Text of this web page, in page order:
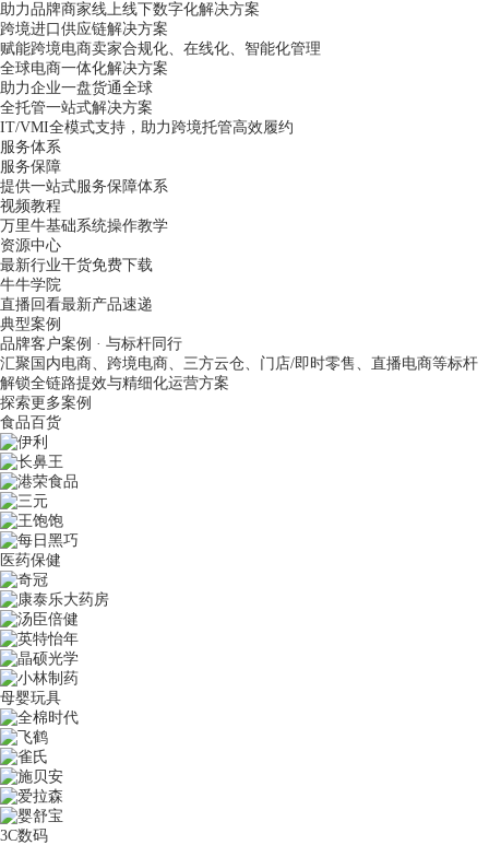
助力品牌商家线上线下数字化解决方案
跨境进口供应链解决方案
赋能跨境电商卖家合规化、在线化、智能化管理
全球电商一体化解决方案
助力企业一盘货通全球
全托管一站式解决方案
IT/VMI全模式支持，助力跨境托管高效履约
服务体系
服务保障
提供一站式服务保障体系
视频教程
万里牛基础系统操作教学
资源中心
最新行业干货免费下载
牛牛学院
直播回看最新产品速递
典型案例
品牌客户案例 · 与标杆同行
汇聚国内电商、跨境电商、三方云仓、门店/即时零售、直播电商等标杆
解锁全链路提效与精细化运营方案
探索更多案例
食品百货
医药保健
母婴玩具
3C数码